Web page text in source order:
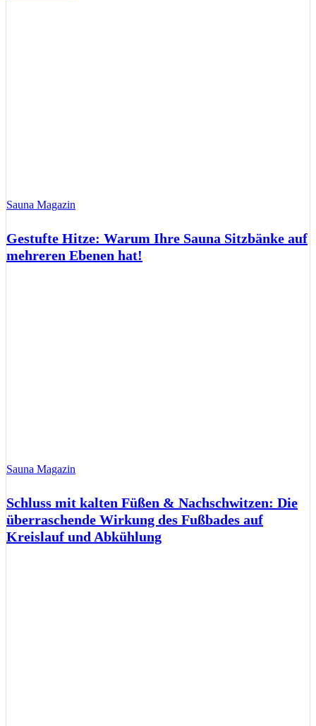
Sauna Magazin
Gestufte Hitze: Warum Ihre Sauna Sitzbänke auf
mehreren Ebenen hat!
Sauna Magazin
Schluss mit kalten Füßen & Nachschwitzen: Die
überraschende Wirkung des Fußbades auf
Kreislauf und Abkühlung